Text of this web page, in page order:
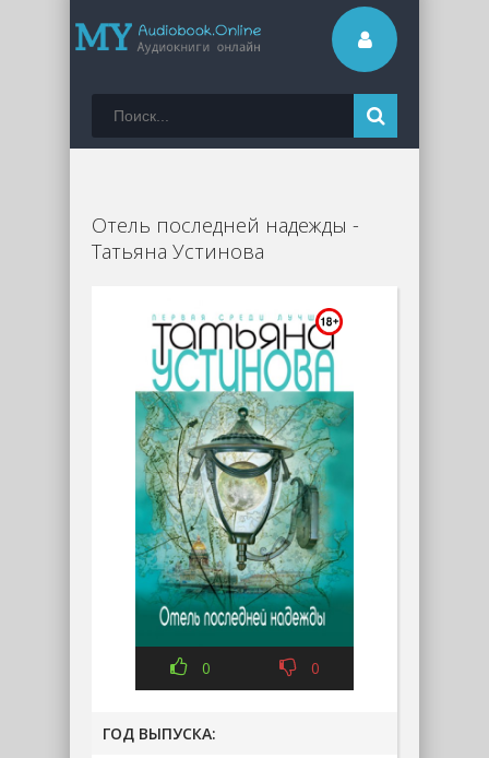
Отель последней надежды -
Татьяна Устинова
0 0
ГОД ВЫПУСКА: